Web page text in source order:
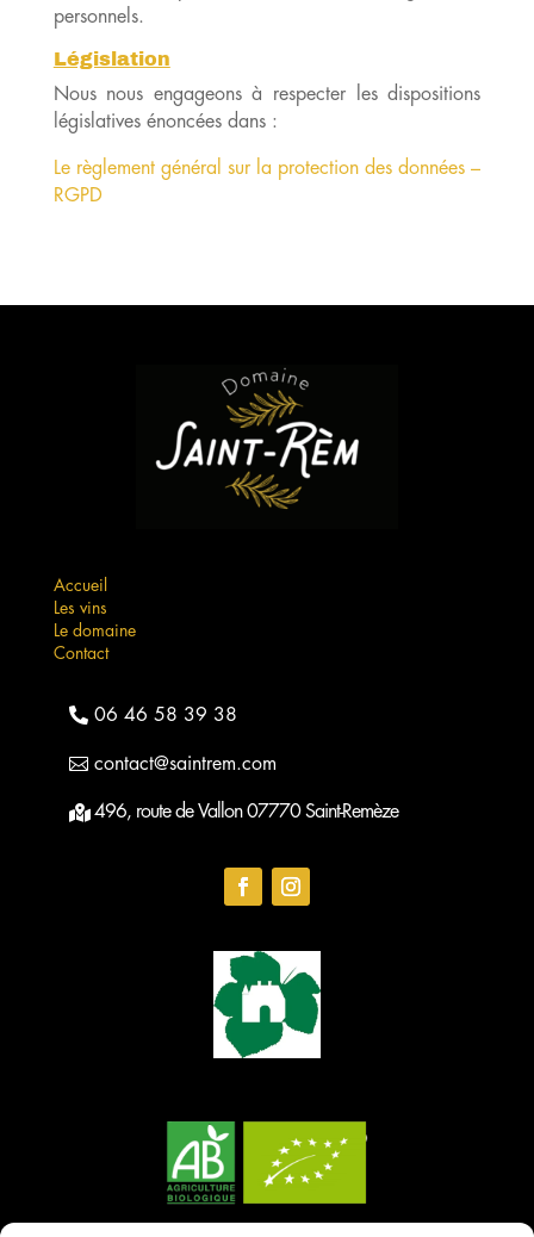
personnels.
Législation
Nous nous engageons à respecter les dispositions
législatives énoncées dans :
Le règlement général sur la protection des données –
RGPD
Accueil
Les vins
Le domaine
Contact
06 46 58 39 38
contact@saintrem.com
496, route de Vallon 07770 Saint-Remèze